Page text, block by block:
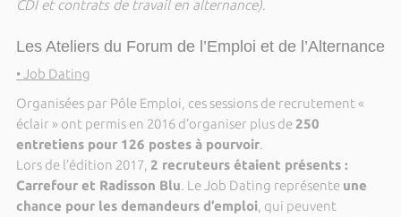
CDI et contrats de travail en alternance).
Les Ateliers du Forum de l’Emploi et de l’Alternance
• Job Dating
Organisées par Pôle Emploi, ces sessions de recrutement «
éclair » ont permis en 2016 d’organiser plus de 250
entretiens pour 126 postes à pourvoir.
Lors de l’édition 2017, 2 recruteurs étaient présents :
Carrefour et Radisson Blu. Le Job Dating représente une
chance pour les demandeurs d’emploi, qui peuvent